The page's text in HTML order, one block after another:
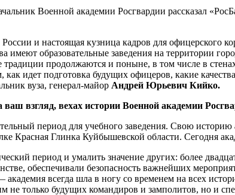
Военной академии Росгвардии рассказал
и настоящая кузница кадров для офицерского
образовательные заведения на территории
продолжаются и поныне, в том числе в
идет подготовка будущих офицеров, какие
вуза, генерал-майор Андрей Юрьевич Кийко.
взгляд, вехах истории Военной академии
период для учебного заведения. Свою
Красная Глинка Куйбышевской области. Сегодня
период и умалить значение других: более
обеспечивали безопасность важнейших
всегда шла в ногу со временем на всех
только будущих командиров и замполитов, но и